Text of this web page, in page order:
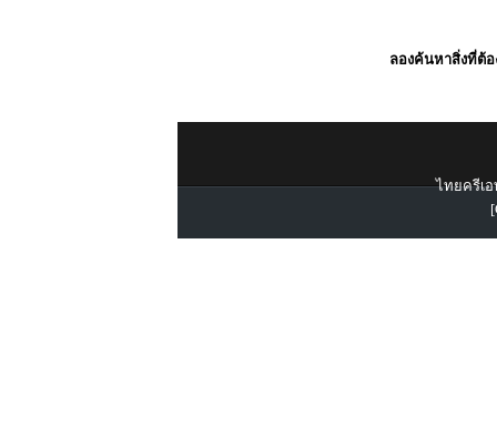
ลองค้นหาสิ่งที่ต้อ
ไทยครีเอ
[